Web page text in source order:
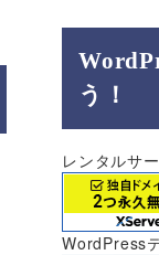
う！
レンタルサ
WordPress